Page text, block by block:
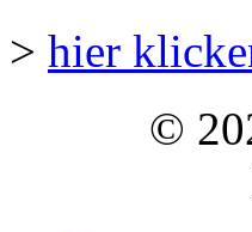
> hier
©